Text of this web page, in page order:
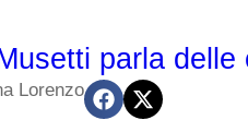
parla delle
Lorenzo